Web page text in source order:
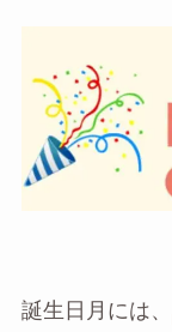
誕生日月には、